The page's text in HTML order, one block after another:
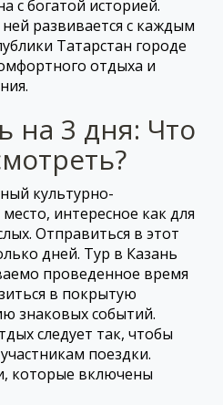
с богатой историей.
развивается с каждым
Татарстан городе
отдыха и
на 3 дня: Что
культурно-
интересное как для
Отправиться в этот
дней. Тур в Казань
проведенное время
в покрытую
знаковых событий.
следует так, чтобы
поездки.
которые включены